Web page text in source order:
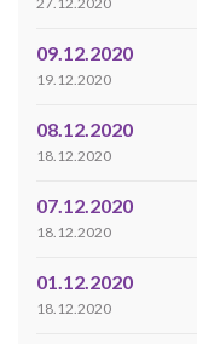
09.12.2020
19.12.2020
08.12.2020
18.12.2020
07.12.2020
18.12.2020
01.12.2020
18.12.2020